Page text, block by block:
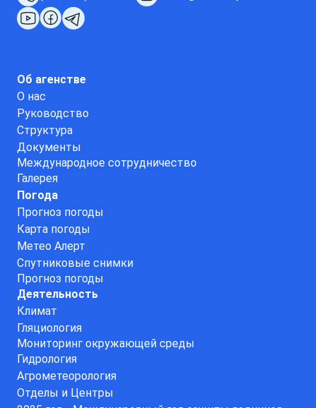
Об агенстве
О нас
Руководство
Структура
Документы
Международное сотрудничество
Галерея
Погода
Прогноз погоды
Карта погоды
Метео Алерт
Спутниковые снимки
Прогноз погоды
Деятельность
Климат
Гляциология
Мониторинг окружающей среды
Гидрология
Агрометеорология
Отделы и Центры